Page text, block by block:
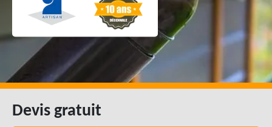
Devis gratuit